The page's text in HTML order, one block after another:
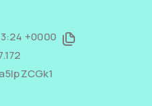
+0000